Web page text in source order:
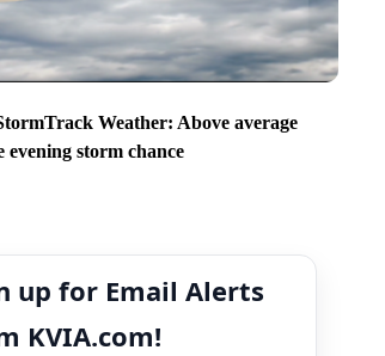
Weather: Above average
evening storm chance
up for Email Alerts
KVIA.com!